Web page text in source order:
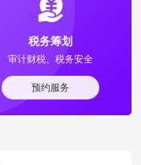
税务筹划
审计财税、税务安全
预约服务